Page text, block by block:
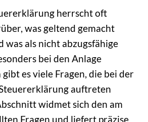
herrscht oft
was geltend gemacht
was als nicht abzugsfähige
bei den Anlage
es viele Fragen, die bei der
auftreten
widmet sich den am
Fragen und liefert präzise